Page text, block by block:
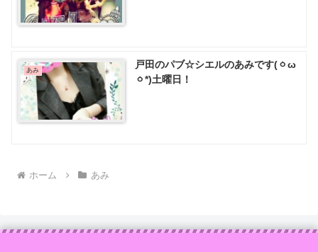
あみ
戸田のパブ☆シエルのあみです(ㆁω
ㆁ*)土曜日！
ホーム あみ